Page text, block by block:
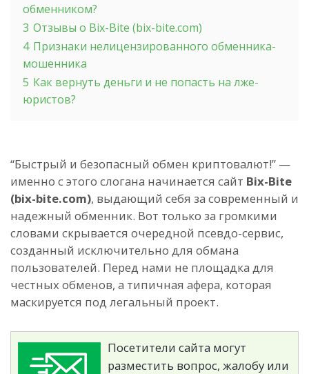
обменником?
3 Отзывы о Bix-Bite (bix-bite.com)
4 Признаки нелицензированного обменника-
мошенника
5 Как вернуть деньги и не попасть на лже-
юристов?
“Быстрый и безопасный обмен криптовалют!” —
именно с этого слогана начинается сайт Bix-Bite
(bix-bite.com), выдающий себя за современный и
надежный обменник. Вот только за громкими
словами скрывается очередной псевдо-сервис,
созданный исключительно для обмана
пользователей. Перед нами не площадка для
честных обменов, а типичная афера, которая
маскируется под легальный проект.
Посетители сайта могут
разместить вопрос, жалобу или